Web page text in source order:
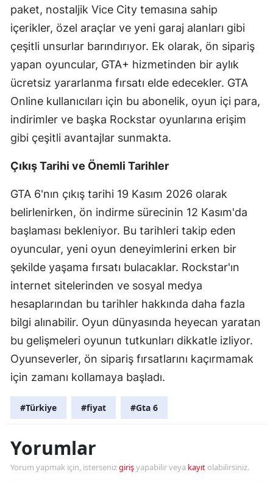
Yozgat
Zonguldak
Aksaray
Bayburt
Karaman
Şırnak
Ardahan
Iğdır
Yalova
Karabük
Kilis
paket, nostaljik Vice City temasına sahip
içerikler, özel araçlar ve yeni garaj alanları gibi
çeşitli unsurlar barındırıyor. Ek olarak, ön sipariş
yapan oyuncular, GTA+ hizmetinden bir aylık
ücretsiz yararlanma fırsatı elde edecekler. GTA
Online kullanıcıları için bu abonelik, oyun içi para,
indirimler ve başka Rockstar oyunlarına erişim
gibi çeşitli avantajlar sunmakta.
Çıkış Tarihi ve Önemli Tarihler
GTA 6'nın çıkış tarihi 19 Kasım 2026 olarak
belirlenirken, ön indirme sürecinin 12 Kasım'da
başlaması bekleniyor. Bu tarihleri takip eden
oyuncular, yeni oyun deneyimlerini erken bir
şekilde yaşama fırsatı bulacaklar. Rockstar'ın
internet sitelerinden ve sosyal medya
hesaplarından bu tarihler hakkında daha fazla
bilgi alınabilir. Oyun dünyasında heyecan yaratan
bu gelişmeleri oyunun tutkunları dikkatle izliyor.
Oyunseverler, ön sipariş fırsatlarını kaçırmamak
için zamanı kollamaya başladı.
#Türkiye #fiyat #Gta 6
Yorumlar
Yorum yapmak için, istersenizgirişyapabilir veya kayıt olabilirsiniz.